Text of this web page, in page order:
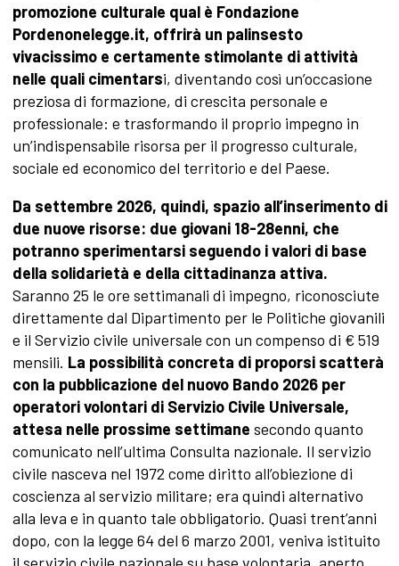
promozione culturale qual è Fondazione
Pordenonelegge.it, offrirà un palinsesto
vivacissimo e certamente stimolante di attività
nelle quali cimentarsi, diventando così un’occasione
preziosa di formazione, di crescita personale e
professionale: e trasformando il proprio impegno in
un’indispensabile risorsa per il progresso culturale,
sociale ed economico del territorio e del Paese.
Da settembre 2026, quindi, spazio all’inserimento di
due nuove risorse: due giovani 18-28enni, che
potranno sperimentarsi seguendo i valori di base
della solidarietà e della cittadinanza attiva.
Saranno 25 le ore settimanali di impegno, riconosciute
direttamente dal Dipartimento per le Politiche giovanili
e il Servizio civile universale con un compenso di € 519
mensili. La possibilità concreta di proporsi scatterà
con la pubblicazione del nuovo Bando 2026 per
operatori volontari di Servizio Civile Universale,
attesa nelle prossime settimane secondo quanto
comunicato nell’ultima Consulta nazionale. Il servizio
civile nasceva nel 1972 come diritto all’obiezione di
coscienza al servizio militare; era quindi alternativo
alla leva e in quanto tale obbligatorio. Quasi trent’anni
dopo, con la legge 64 del 6 marzo 2001, veniva istituito